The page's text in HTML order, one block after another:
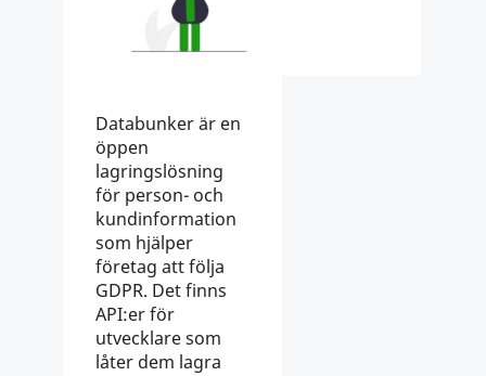
Databunker är en
öppen
lagringslösning
för person- och
kundinformation
som hjälper
företag att följa
GDPR. Det finns
API:er för
utvecklare som
låter dem lagra